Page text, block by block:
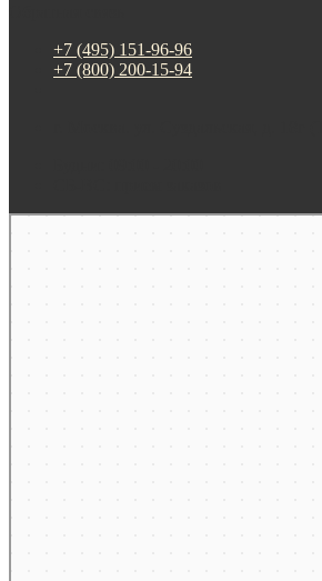
+7 (495) 151-96-96
+7 (800) 200-15-94
Москва